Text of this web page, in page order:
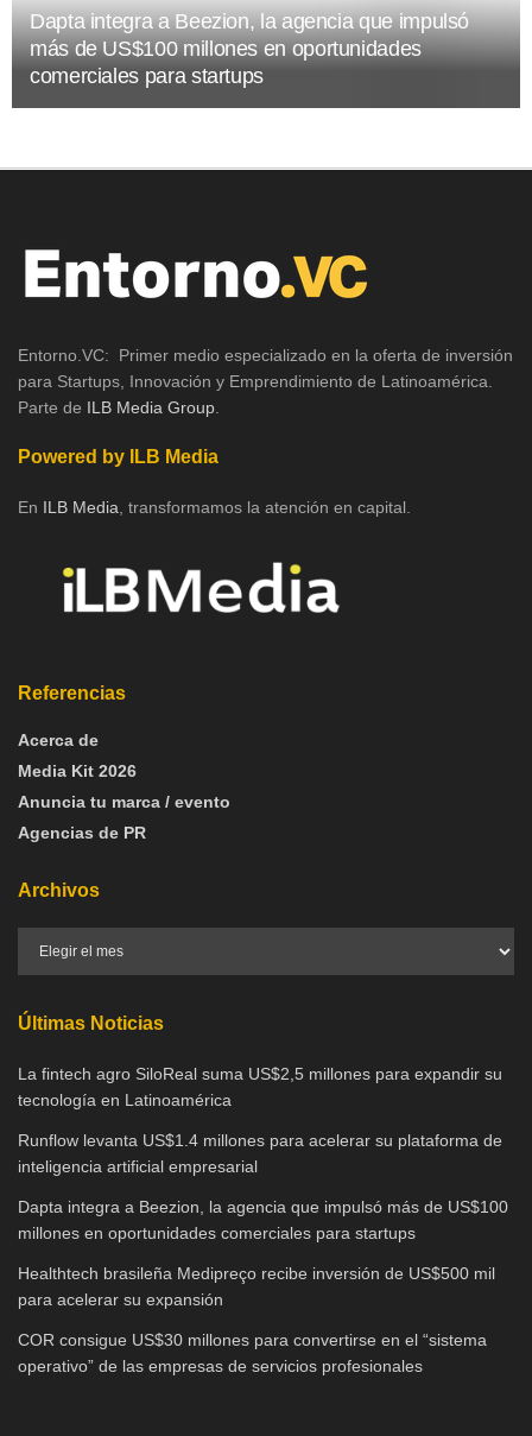
Dapta integra a Beezion, la agencia que impulsó
más de US$100 millones en oportunidades
comerciales para startups
Entorno.VC: Primer medio especializado en la oferta de inversión
para Startups, Innovación y Emprendimiento de Latinoamérica.
Parte de ILB Media Group.
Powered by ILB Media
En ILB Media, transformamos la atención en capital.
Referencias
Acerca de
Media Kit 2026
Anuncia tu marca / evento
Agencias de PR
Archivos
Últimas Noticias
La fintech agro SiloReal suma US$2,5 millones para expandir su
tecnología en Latinoamérica
Runflow levanta US$1.4 millones para acelerar su plataforma de
inteligencia artificial empresarial
Dapta integra a Beezion, la agencia que impulsó más de US$100
millones en oportunidades comerciales para startups
Healthtech brasileña Medipreço recibe inversión de US$500 mil
para acelerar su expansión
COR consigue US$30 millones para convertirse en el “sistema
operativo” de las empresas de servicios profesionales